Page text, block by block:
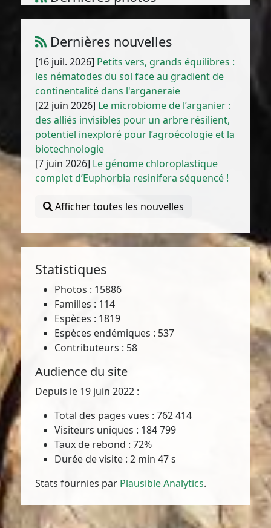
Dernières nouvelles
[16 juil. 2026] Petits vers, grands équilibres :
les nématodes du sol face au gradient de
continentalité dans l'arganeraie
[22 juin 2026] Le microbiome de l’arganier :
des alliés invisibles pour un arbre résilient,
potentiel inexploré pour l’agroécologie et la
biotechnologie
[7 juin 2026] Le génome chloroplastique
complet d’Euphorbia resinifera séquencé !
Afficher toutes les nouvelles
Statistiques
Photos : 15886
Familles : 114
Espèces : 1819
Espèces endémiques : 537
Contributeurs : 58
Audience du site
Depuis le 19 juin 2022 :
Total des pages vues : 762 414
Visiteurs uniques : 184 799
Taux de rebond : 72%
Durée de visite : 2 min 47 s
Stats fournies par Plausible Analytics.